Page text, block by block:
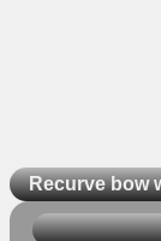
Recurve bow